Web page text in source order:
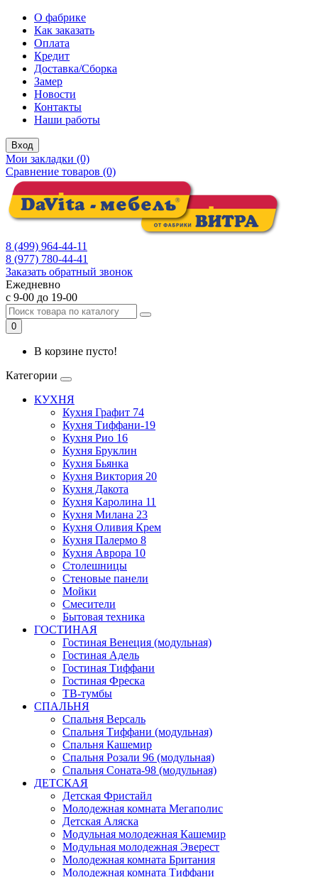
О фабрике
Как заказать
Оплата
Кредит
Доставка/Сборка
Замер
Новости
Контакты
Наши работы
Вход
Мои закладки (0)
Сравнение товаров (0)
8 (499) 964-44-11
8 (977) 780-44-41
Заказать обратный звонок
Ежедневно
с 9-00 до 19-00
0
В корзине пусто!
Категории
КУХНЯ
Кухня Графит 74
Кухня Тиффани-19
Кухня Рио 16
Кухня Бруклин
Кухня Бьянка
Кухня Виктория 20
Кухня Дакота
Кухня Каролина 11
Кухня Милана 23
Кухня Оливия Крем
Кухня Палермо 8
Кухня Аврора 10
Столешницы
Стеновые панели
Мойки
Смесители
Бытовая техника
ГОСТИНАЯ
Гостиная Венеция (модульная)
Гостиная Адель
Гостиная Тиффани
Гостиная Фреска
ТВ-тумбы
СПАЛЬНЯ
Спальня Версаль
Спальня Тиффани (модульная)
Спальня Кашемир
Спальня Розали 96 (модульная)
Спальня Соната-98 (модульная)
ДЕТСКАЯ
Детская Фристайл
Молодежная комната Мегаполис
Детская Аляска
Модульная молодежная Кашемир
Модульная молодежная Эверест
Молодежная комната Британия
Молодежная комната Тиффани